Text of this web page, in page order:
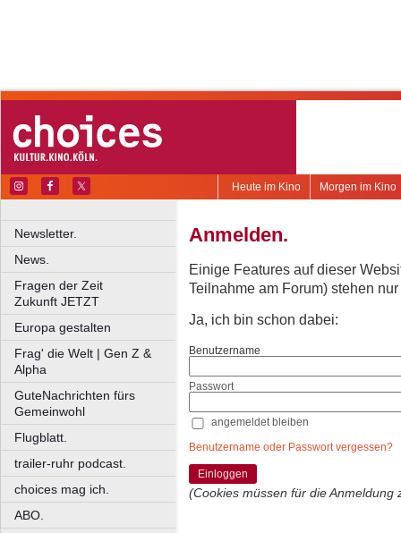
Morgen im Kino
Heute im Kino
Newsletter.
News.
Fragen der Zeit
Zukunft JETZT
Europa gestalten
Frag' die Welt | Gen Z &
Alpha
GuteNachrichten fürs
Gemeinwohl
Flugblatt.
trailer-ruhr podcast.
choices mag ich.
ABO.
Anmelden.
Einige Features auf dieser
Teilnahme am Forum) stehen
Ja, ich bin schon dabei:
Benutzername
Passwort
angemeldet bleiben
Benutzername oder Passwort vergessen?
Einloggen
(Cookies müssen für die Anmeldung